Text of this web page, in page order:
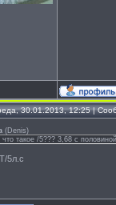
30.01.2013, 12:25 |
(Denis)
что такое /5??? 3,68 с
5л.с